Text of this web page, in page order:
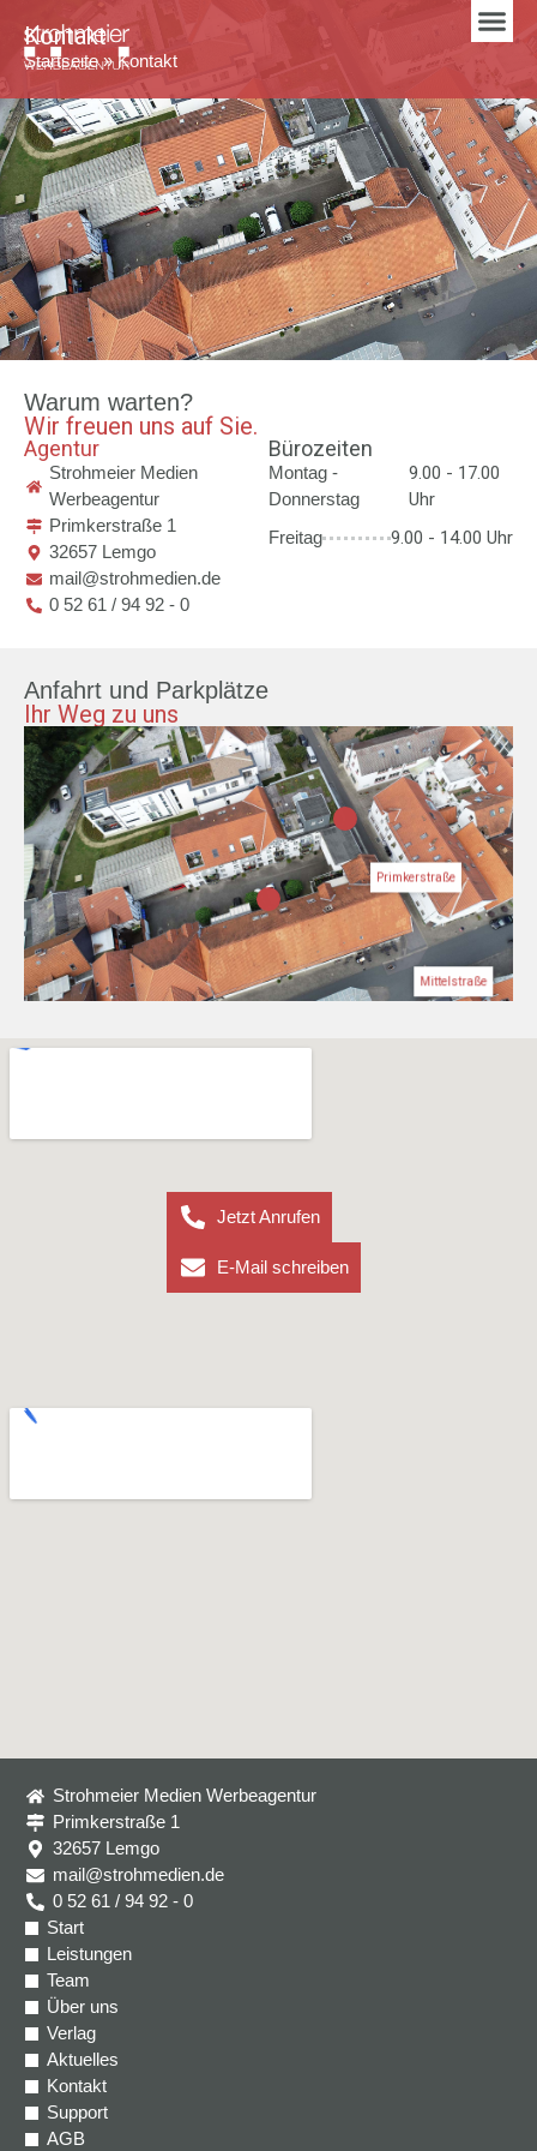
Kontakt
Startseite»Kontakt
Warum warten?
Wir freuen uns auf Sie.
Agentur
Strohmeier Medien
Werbeagentur
Primkerstraße 1
32657 Lemgo
mail@strohmedien.de
0 52 61 / 94 92 - 0
Bürozeiten
Montag -
Donnerstag
9.00 - 17.00
Uhr
Freitag 9.00 - 14.00 Uhr
Anfahrt und Parkplätze
Ihr Weg zu uns
Mittelstraße
Primkerstraße
Strohmeier Medien Werbeagentur
Primkerstraße 1
32657 Lemgo
mail@strohmedien.de
0 52 61 / 94 92 - 0
Start
Leistungen
Team
Über uns
Verlag
Aktuelles
Kontakt
Support
AGB
Jetzt Anrufen
E-Mail schreiben